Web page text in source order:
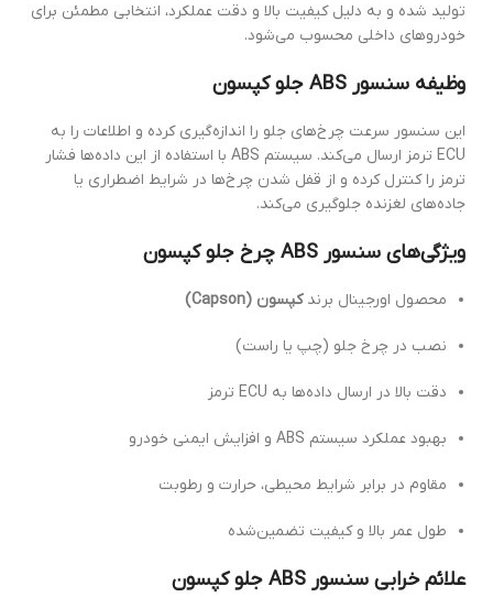
تولید شده و به دلیل کیفیت بالا و دقت عملکرد، انتخابی مطمئن برای
خودروهای داخلی محسوب می‌شود.
وظیفه سنسور ABS جلو کپسون
این سنسور سرعت چرخ‌های جلو را اندازه‌گیری کرده و اطلاعات را به
ECU ترمز ارسال می‌کند. سیستم ABS با استفاده از این داده‌ها فشار
ترمز را کنترل کرده و از قفل شدن چرخ‌ها در شرایط اضطراری یا
جاده‌های لغزنده جلوگیری می‌کند.
ویژگی‌های سنسور ABS چرخ جلو کپسون
محصول اورجینال برندکپسون (Capson)
نصب در چرخ جلو (چپ یا راست)
دقت بالا در ارسال داده‌ها به ECU ترمز
بهبود عملکرد سیستم ABS و افزایش ایمنی خودرو
مقاوم در برابر شرایط محیطی، حرارت و رطوبت
طول عمر بالا و کیفیت تضمین‌شده
علائم خرابی سنسور ABS جلو کپسون